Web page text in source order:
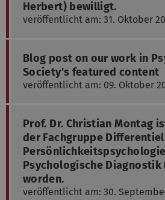
Herbert) bewilligt.
veröffentlicht am: 31. Oktober
Blog post on our work in
Society's featured content
veröffentlicht am: 09. Oktober
Prof. Dr. Christian Montag
der Fachgruppe
Psychologische Diagnostik
worden.
veröffentlicht am: 30.